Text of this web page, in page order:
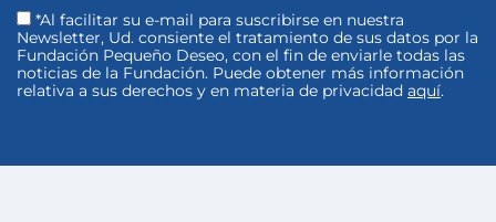
*Al facilitar su e-mail para suscribirse en nuestra
Newsletter, Ud. consiente el tratamiento de sus datos por la
Fundación Pequeño Deseo, con el fin de enviarle todas las
noticias de la Fundación. Puede obtener más información
relativa a sus derechos y en materia de privacidad aquí.